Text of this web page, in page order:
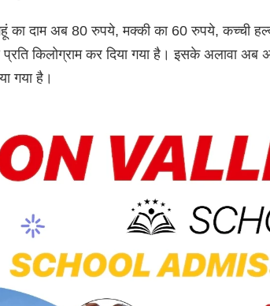
का दाम अब 80 रुपये, मक्की का 60 रुपये, कच्ची
प्रति किलोग्राम कर दिया गया है। इसके अलावा
गया है।